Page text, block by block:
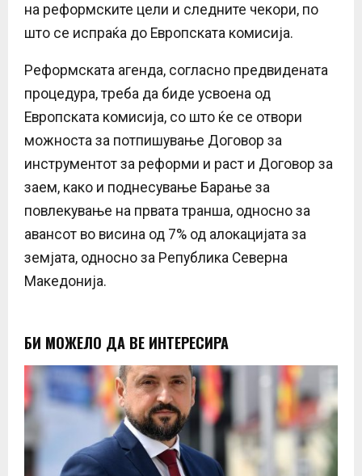
на реформските цели и следните чекори, по
што се испраќа до Европската комисија.
Реформската агенда, согласно предвидената
процедура, треба да биде усвоена од
Европската комисија, со што ќе се отвори
можноста за потпишување Договор за
инструментот за реформи и раст и Договор за
заем, како и поднесување Барање за
повлекување на првата транша, односно за
авансот во висина од 7% од алокацијата за
земјата, односно за Република Северна
Македонија.
БИ МОЖЕЛО ДА ВЕ ИНТЕРЕСИРА